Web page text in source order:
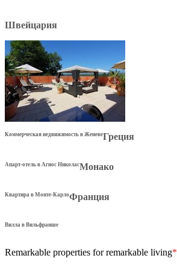
Швейцария
Коммерческая недвижимость в ЖеневеГреция
Апарт-отель в Агиос НиколасМонако
Квартира в Монте-КарлоФранция
Вилла в Вильфранше
Remarkable properties for remarkable living*